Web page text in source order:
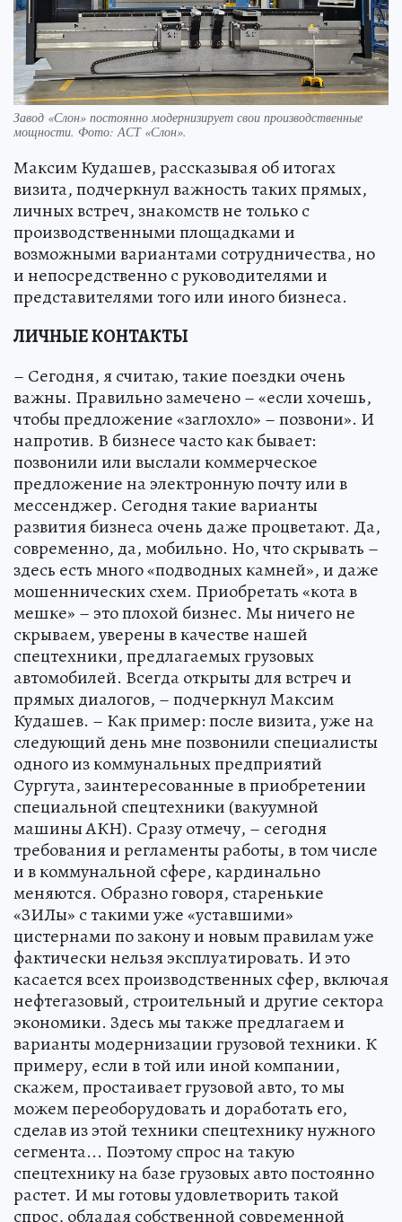
Завод «Слон» постоянно модернизирует свои производственные
мощности. Фото: АСТ «Слон».
Максим Кудашев, рассказывая об итогах
визита, подчеркнул важность таких прямых,
личных встреч, знакомств не только с
производственными площадками и
возможными вариантами сотрудничества, но
и непосредственно с руководителями и
представителями того или иного бизнеса.
ЛИЧНЫЕ КОНТАКТЫ
– Сегодня, я считаю, такие поездки очень
важны. Правильно замечено – «если хочешь,
чтобы предложение «заглохло» – позвони». И
напротив. В бизнесе часто как бывает:
позвонили или выслали коммерческое
предложение на электронную почту или в
мессенджер. Сегодня такие варианты
развития бизнеса очень даже процветают. Да,
современно, да, мобильно. Но, что скрывать –
здесь есть много «подводных камней», и даже
мошеннических схем. Приобретать «кота в
мешке» – это плохой бизнес. Мы ничего не
скрываем, уверены в качестве нашей
спецтехники, предлагаемых грузовых
автомобилей. Всегда открыты для встреч и
прямых диалогов, – подчеркнул Максим
Кудашев. – Как пример: после визита, уже на
следующий день мне позвонили специалисты
одного из коммунальных предприятий
Сургута, заинтересованные в приобретении
специальной спецтехники (вакуумной
машины АКН). Сразу отмечу, – сегодня
требования и регламенты работы, в том числе
и в коммунальной сфере, кардинально
меняются. Образно говоря, старенькие
«ЗИЛы» с такими уже «уставшими»
цистернами по закону и новым правилам уже
фактически нельзя эксплуатировать. И это
касается всех производственных сфер, включая
нефтегазовый, строительный и другие сектора
экономики. Здесь мы также предлагаем и
варианты модернизации грузовой техники. К
примеру, если в той или иной компании,
скажем, простаивает грузовой авто, то мы
можем переоборудовать и доработать его,
сделав из этой техники спецтехнику нужного
сегмента... Поэтому спрос на такую
спецтехнику на базе грузовых авто постоянно
растет. И мы готовы удовлетворить такой
спрос, обладая собственной современной